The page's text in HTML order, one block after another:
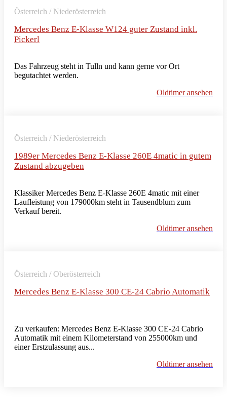
Österreich / Niederösterreich
Mercedes Benz E-Klasse W124 guter Zustand inkl.
Pickerl
Das Fahrzeug steht in Tulln und kann gerne vor Ort
begutachtet werden.
Oldtimer ansehen
Österreich / Niederösterreich
1989er Mercedes Benz E-Klasse 260E 4matic in gutem
Zustand abzugeben
Klassiker Mercedes Benz E-Klasse 260E 4matic mit einer
Laufleistung von 179000km steht in Tausendblum zum
Verkauf bereit.
Oldtimer ansehen
Österreich / Oberösterreich
Mercedes Benz E-Klasse 300 CE-24 Cabrio Automatik
Zu verkaufen: Mercedes Benz E-Klasse 300 CE-24 Cabrio
Automatik mit einem Kilometerstand von 255000km und
einer Erstzulassung aus...
Oldtimer ansehen